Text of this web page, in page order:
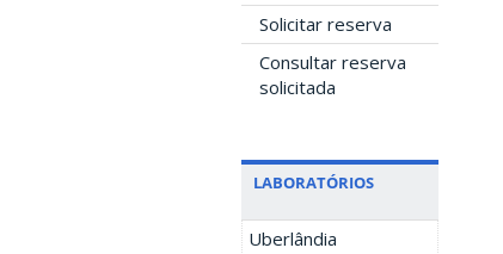
Solicitar reserva
Consultar reserva
solicitada
LABORATÓRIOS
Uberlândia